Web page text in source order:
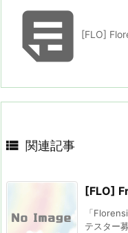
[FLO]
 関連記事
[FLO]
「
テスター